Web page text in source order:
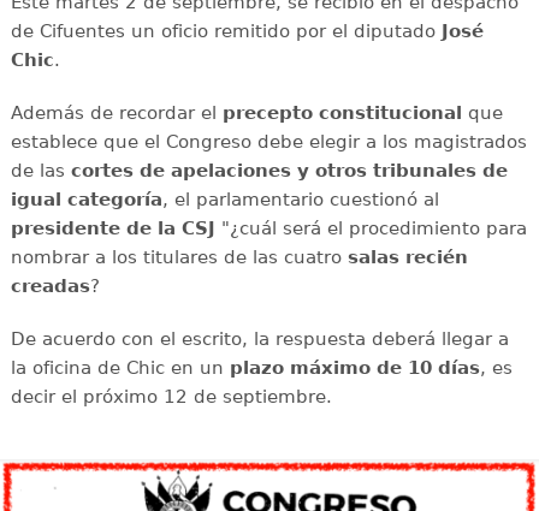
de Cifuentes un oficio remitido por el diputado José
Chic.
Además de recordar el precepto constitucional que
establece que el Congreso debe elegir a los magistrados
de las cortes de apelaciones y otros tribunales de
igual categoría, el parlamentario cuestionó al
presidente de la CSJ "¿cuál será el procedimiento para
nombrar a los titulares de las cuatro salas recién
creadas?
De acuerdo con el escrito, la respuesta deberá llegar a
la oficina de Chic en un plazo máximo de 10 días, es
decir el próximo 12 de septiembre.